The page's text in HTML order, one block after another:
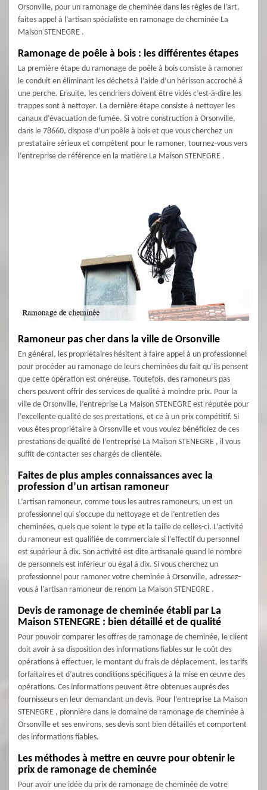
Orsonville, pour un ramonage de cheminée dans les règles de l’art,
faites appel à l’artisan spécialiste en ramonage de cheminée La
Maison STENEGRE .
Ramonage de poêle à bois : les différentes étapes
La première étape du ramonage de poêle à bois consiste à ramoner
le conduit en éliminant les déchets à l’aide d’un hérisson accroché à
une perche. Ensuite, les cendriers doivent être vidés c’est-à-dire les
trappes sont à nettoyer. La dernière étape consiste à nettoyer les
canaux d’évacuation de fumée. Si votre construction à Orsonville,
dans le 78660, dispose d’un poêle à bois et que vous cherchez un
prestataire sérieux et compétent pour le ramoner, tournez-vous vers
l’entreprise de référence en la matière La Maison STENEGRE .
Ramoneur pas cher dans la ville de Orsonville
En général, les propriétaires hésitent à faire appel à un professionnel
pour procéder au ramonage de leurs cheminées du fait qu’ils pensent
que cette opération est onéreuse. Toutefois, des ramoneurs pas
chers peuvent offrir des services de qualité à moindre prix. Pour la
ville de Orsonville, l’entreprise La Maison STENEGRE est réputée pour
l’excellente qualité de ses prestations, et ce à un prix compétitif. Si
vous êtes propriétaire à Orsonville et vous voulez bénéficiez de ces
prestations de qualité de l’entreprise La Maison STENEGRE , il vous
suffit de contacter ses chargés de clientèle.
Faites de plus amples connaissances avec la
profession d’un artisan ramoneur
L’artisan ramoneur, comme tous les autres ramoneurs, un est un
professionnel qui s’occupe du nettoyage et de l’entretien des
cheminées, quels que soient le type et la taille de celles-ci. L’activité
du ramoneur est qualifiée de commerciale si l’effectif du personnel
est supérieur à dix. Son activité est dite artisanale quand le nombre
de personnels est inférieur ou égal à dix. Si vous cherchez un
professionnel pour ramoner votre cheminée à Orsonville, adressez-
vous à l’artisan ramoneur de renom La Maison STENEGRE .
Devis de ramonage de cheminée établi par La
Maison STENEGRE : bien détaillé et de qualité
Pour pouvoir comparer les offres de ramonage de cheminée, le client
doit avoir à sa disposition des informations fiables sur le coût des
opérations à effectuer, le montant du frais de déplacement, les tarifs
forfaitaires et d’autres conditions spécifiques à la mise en œuvre des
opérations. Ces informations peuvent être obtenues auprès des
fournisseurs en leur demandant un devis. Pour l’entreprise La Maison
STENEGRE , pionnière dans le domaine de ramonage de cheminée à
Orsonville et ses environs, ses devis sont bien détaillés et comportent
des informations fiables.
Les méthodes à mettre en œuvre pour obtenir le
prix de ramonage de cheminée
Pour avoir une idée du prix de ramonage de cheminée de votre